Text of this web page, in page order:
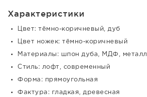
Характеристики
Цвет: тёмно-коричневый, дуб
Цвет ножек: тёмно-коричневый
Материалы: шпон дуба, МДФ, металл
Стиль: лофт, современный
Форма: прямоугольная
Фактура: гладкая, древесная